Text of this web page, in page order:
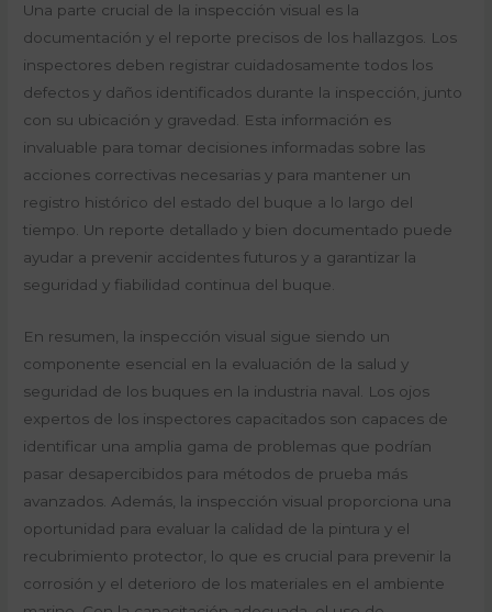
Una parte crucial de la inspección visual es la
documentación y el reporte precisos de los hallazgos. Los
inspectores deben registrar cuidadosamente todos los
defectos y daños identificados durante la inspección, junto
con su ubicación y gravedad. Esta información es
invaluable para tomar decisiones informadas sobre las
acciones correctivas necesarias y para mantener un
registro histórico del estado del buque a lo largo del
tiempo. Un reporte detallado y bien documentado puede
ayudar a prevenir accidentes futuros y a garantizar la
seguridad y fiabilidad continua del buque.
En resumen, la inspección visual sigue siendo un
componente esencial en la evaluación de la salud y
seguridad de los buques en la industria naval. Los ojos
expertos de los inspectores capacitados son capaces de
identificar una amplia gama de problemas que podrían
pasar desapercibidos para métodos de prueba más
avanzados. Además, la inspección visual proporciona una
oportunidad para evaluar la calidad de la pintura y el
recubrimiento protector, lo que es crucial para prevenir la
corrosión y el deterioro de los materiales en el ambiente